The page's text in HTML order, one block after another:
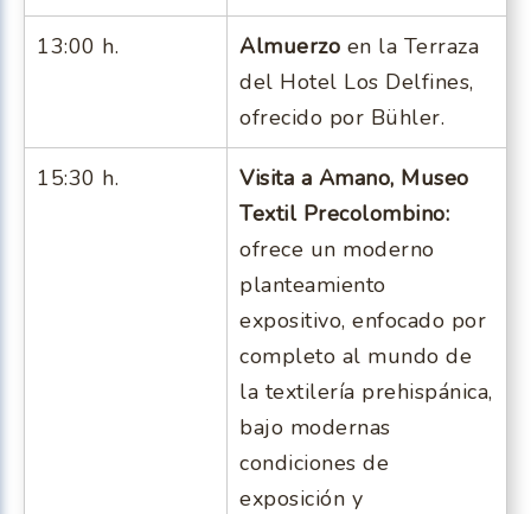
13:00 h. Almuerzo en la Terraza
del Hotel Los Delfines,
ofrecido por Bühler.
15:30 h.
Visita a Amano, Museo
Textil Precolombino:
ofrece un moderno
planteamiento
expositivo, enfocado por
completo al mundo de
la textilería prehispánica,
bajo modernas
condiciones de
exposición y